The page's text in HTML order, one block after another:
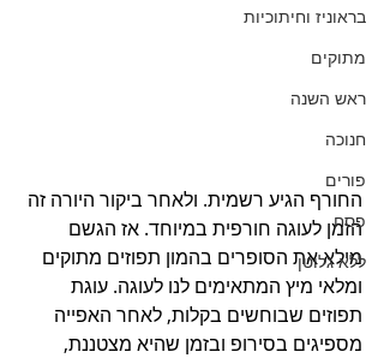
בראוניז וחיתוכיות
מתוקים
ראש השנה
חנוכה
פורים
פסח
ללא גלוטן
החורף הגיע רשמית. ולאחר ביקור היורה זה
הזמן לעוגה חורפית במיוחד. אז הגשם
מילא את הסופרים בהמון תפוזים מתוקים
ומלאי מיץ המתאימים לנו לעוגה. עוגת
תפוזים שבוחשים בקלות, לאחר האפייה
מספיגים בסירופ ובזמן שהיא מצטננת,